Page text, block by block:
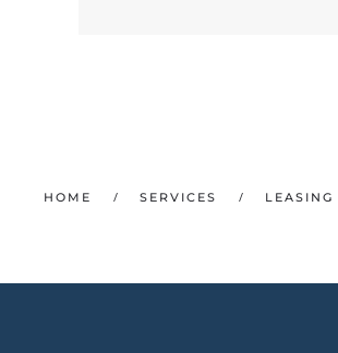
HOME SERVICES LEASING